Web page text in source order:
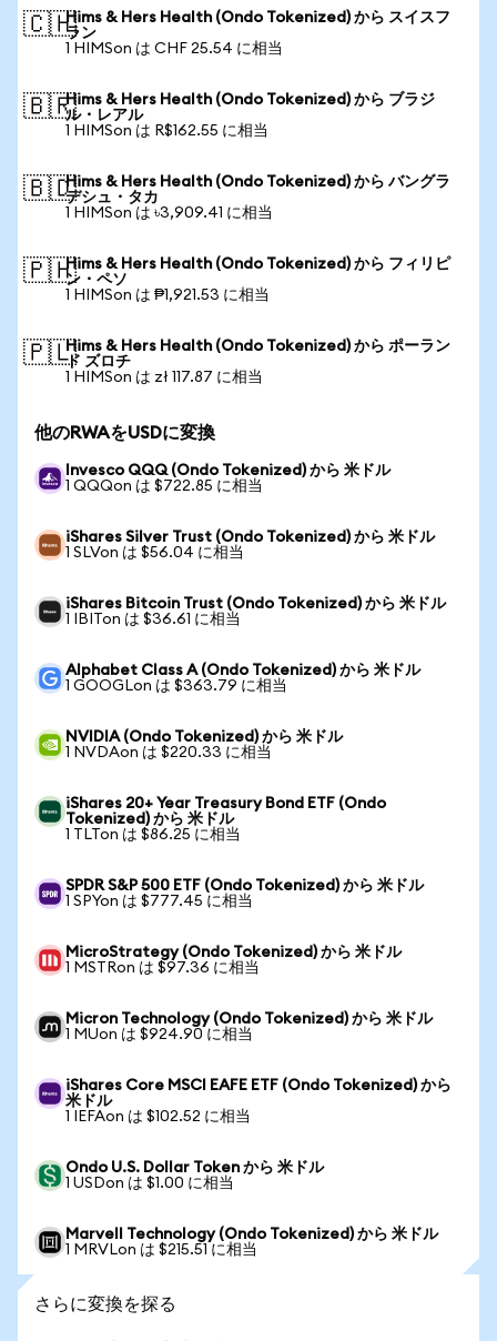
🇨🇭Hims & Hers Health (Ondo Tokenized) から スイスフ
ラン
1 HIMSon は CHF 25.54 に相当
🇧🇷Hims & Hers Health (Ondo Tokenized) から ブラジ
ル・レアル
1 HIMSon は R$162.55 に相当
🇧🇩Hims & Hers Health (Ondo Tokenized) から バングラ
デシュ・タカ
1 HIMSon は ৳3,909.41 に相当
🇵🇭Hims & Hers Health (Ondo Tokenized) から フィリピ
ン・ペソ
1 HIMSon は ₱1,921.53 に相当
🇵🇱Hims & Hers Health (Ondo Tokenized) から ポーラン
ド ズロチ
1 HIMSon は zł 117.87 に相当
他のRWAをUSDに変換
Invesco QQQ (Ondo Tokenized) から 米ドル
1 QQQon は $722.85 に相当
iShares Silver Trust (Ondo Tokenized) から 米ドル
1 SLVon は $56.04 に相当
iShares Bitcoin Trust (Ondo Tokenized) から 米ドル
1 IBITon は $36.61 に相当
Alphabet Class A (Ondo Tokenized) から 米ドル
1 GOOGLon は $363.79 に相当
NVIDIA (Ondo Tokenized) から 米ドル
1 NVDAon は $220.33 に相当
iShares 20+ Year Treasury Bond ETF (Ondo
Tokenized) から 米ドル
1 TLTon は $86.25 に相当
SPDR S&P 500 ETF (Ondo Tokenized) から 米ドル
1 SPYon は $777.45 に相当
MicroStrategy (Ondo Tokenized) から 米ドル
1 MSTRon は $97.36 に相当
Micron Technology (Ondo Tokenized) から 米ドル
1 MUon は $924.90 に相当
iShares Core MSCI EAFE ETF (Ondo Tokenized) から
米ドル
1 IEFAon は $102.52 に相当
Ondo U.S. Dollar Token から 米ドル
1 USDon は $1.00 に相当
Marvell Technology (Ondo Tokenized) から 米ドル
1 MRVLon は $215.51 に相当
さらに変換を探る